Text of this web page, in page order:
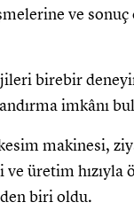
ve sonuç
birebir
imkânı
makinesi,
üretim hızıyla
biri oldu.